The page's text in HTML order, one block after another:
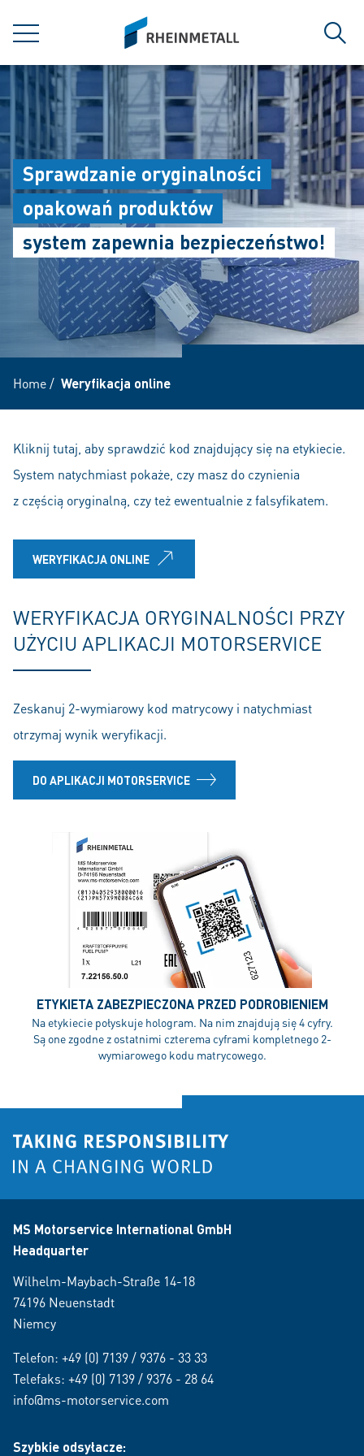
MENU
siteLogo
Sprawdzanie oryginalności
opakowań produktów
system zapewnia bezpieczeństwo!
Home/ Weryfikacja online
Kliknij tutaj, aby sprawdzić kod znajdujący się na etykiecie.
System natychmiast pokaże, czy masz do czynienia
z częścią oryginalną, czy też ewentualnie z falsyfikatem.
WERYFIKACJA ONLINE
WERYFIKACJA ORYGINALNOŚCI PRZY
UŻYCIU APLIKACJI MOTORSERVICE
Zeskanuj 2-wymiarowy kod matrycowy i natychmiast
otrzymaj wynik weryfikacji.
DO APLIKACJI MOTORSERVICE
ETYKIETA ZABEZPIECZONA PRZED PODROBIENIEM
Na etykiecie połyskuje hologram. Na nim znajdują się 4 cyfry.
Są one zgodne z ostatnimi czterema cyframi kompletnego 2-
wymiarowego kodu matrycowego.
MS Motorservice International GmbH
Headquarter
Wilhelm-Maybach-Straße 14-18
74196 Neuenstadt
Niemcy
Telefon: +49 (0) 7139 / 9376 - 33 33
Telefaks: +49 (0) 7139 / 9376 - 28 64
info@ms-motorservice.com
Szybkie odsyłacze: